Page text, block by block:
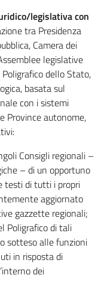
legislativa con
tra Presidenza
Camera dei
legislative
dello Stato,
basata sul
con i sistemi
Province autonome,
Consigli regionali –
– di un opportuno
testi di tutti i propri
aggiornato
gazzette regionali;
Poligrafico di tali
sotteso alle funzioni
in risposta di
dei